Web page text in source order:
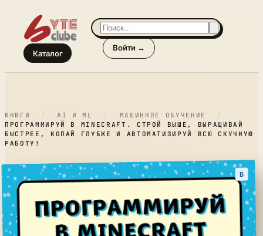
Каталог
Войти →
КНИГИ / AI И ML / МАШИННОЕ ОБУЧЕНИЕ
/
ПРОГРАММИРУЙ В MINECRAFT. СТРОЙ ВЫШЕ, ВЫРАЩИВАЙ
БЫСТРЕЕ, КОПАЙ ГЛУБЖЕ И АВТОМАТИЗИРУЙ ВСЮ СКУЧНУЮ
РАБОТУ!
B